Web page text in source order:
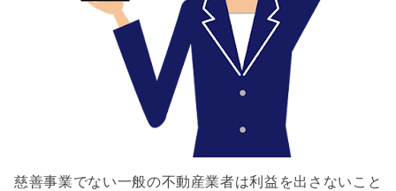
慈善事業でない一般の不動産業者は利益を出さないこと